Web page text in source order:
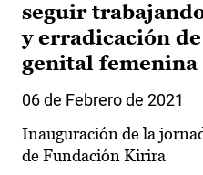
seguir
y erradicación
genital femenina
06 de Febrero de 2021
Inauguración de la
de Fundación Kirira